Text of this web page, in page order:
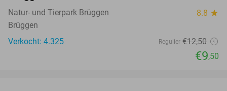
Natur- und Tierpark Brüggen 8.8 star
Brüggen
Verkocht: 4.325
Regulier €12,50
€9,50